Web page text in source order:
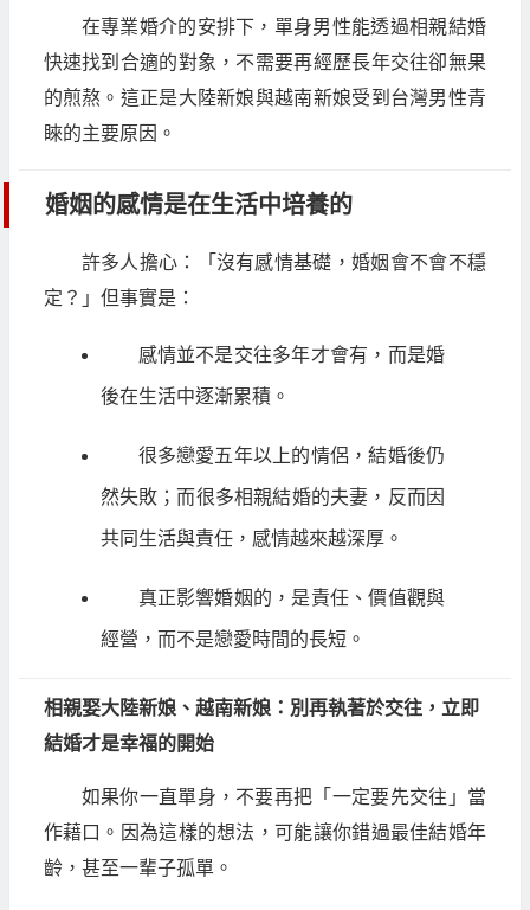
在專業婚介的安排下，單身男性能透過相親結婚
快速找到合適的對象，不需要再經歷長年交往卻無果
的煎熬。這正是大陸新娘與越南新娘受到台灣男性青
睞的主要原因。
婚姻的感情是在生活中培養的
許多人擔心：「沒有感情基礎，婚姻會不會不穩
定？」但事實是：
感情並不是交往多年才會有，而是婚
後在生活中逐漸累積。
很多戀愛五年以上的情侶，結婚後仍
然失敗；而很多相親結婚的夫妻，反而因
共同生活與責任，感情越來越深厚。
真正影響婚姻的，是責任、價值觀與
經營，而不是戀愛時間的長短。
相親娶大陸新娘、越南新娘：別再執著於交往，立即
結婚才是幸福的開始
如果你一直單身，不要再把「一定要先交往」當
作藉口。因為這樣的想法，可能讓你錯過最佳結婚年
齡，甚至一輩子孤單。